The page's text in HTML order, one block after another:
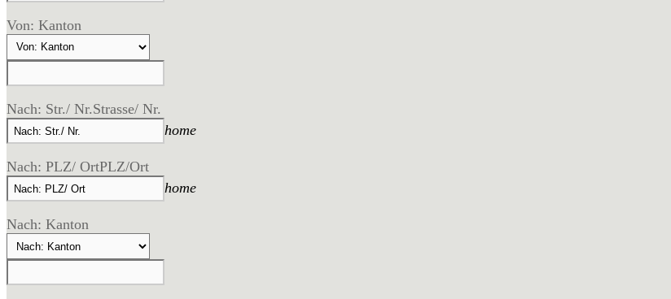
Von: Kanton
Nach: Str./ Nr.Strasse/ Nr.
home
Nach: PLZ/ OrtPLZ/Ort
home
Nach: Kanton